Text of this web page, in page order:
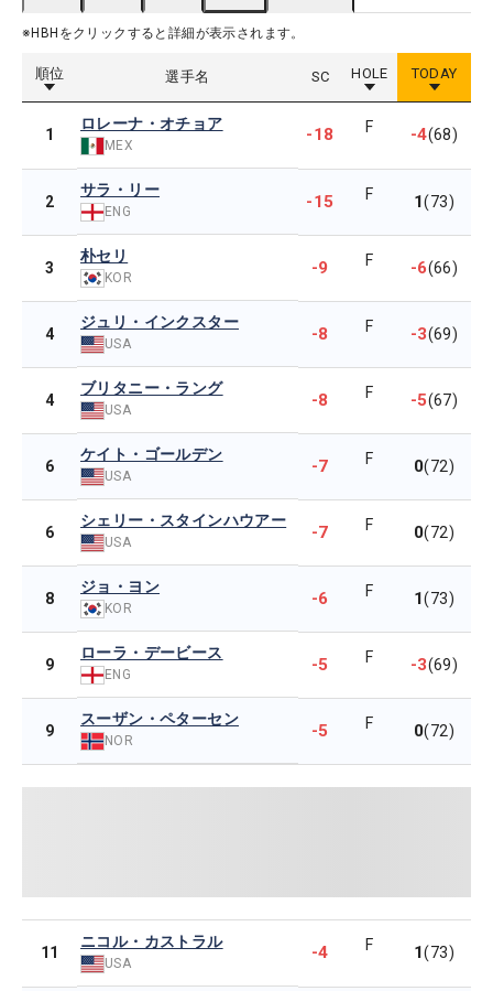
※HBHをクリックすると詳細が表示されます。
順位 選手名 SC HOLE TODAY
1
ロレーナ・オチョア
MEX
-18 F -4(68)
2
サラ・リー
ENG -15 F 1(73)
3
朴セリ
KOR -9 F -6(66)
4
ジュリ・インクスター
USA -8 F -3(69)
4
ブリタニー・ラング
USA -8 F -5(67)
6
ケイト・ゴールデン
USA -7 F 0(72)
6
シェリー・スタインハウアー
USA -7 F 0(72)
8
ジョ・ヨン
KOR -6 F 1(73)
9
ローラ・デービース
ENG -5 F -3(69)
9
スーザン・ペターセン
NOR -5 F 0(72)
11
ニコル・カストラル
USA
-4 F 1(73)